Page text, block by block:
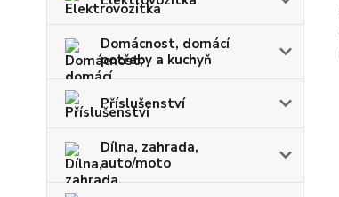
Domácnost, domácí
potřeby a kuchyň
Příslušenství
Dílna, zahrada,
auto/moto